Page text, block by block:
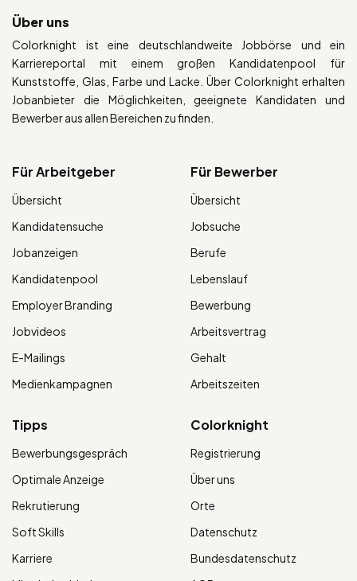
Über uns
Colorknight ist eine deutschlandweite Jobbörse und ein
Karriereportal mit einem großen Kandidatenpool für
Kunststoffe, Glas, Farbe und Lacke. Über Colorknight erhalten
Jobanbieter die Möglichkeiten, geeignete Kandidaten und
Bewerber aus allen Bereichen zu finden.
Für Arbeitgeber
Übersicht
Kandidatensuche
Jobanzeigen
Kandidatenpool
Employer Branding
Jobvideos
E-Mailings
Medienkampagnen
Für Bewerber
Übersicht
Jobsuche
Berufe
Lebenslauf
Bewerbung
Arbeitsvertrag
Gehalt
Arbeitszeiten
Tipps
Bewerbungsgespräch
Optimale Anzeige
Rekrutierung
Soft Skills
Karriere
Colorknight
Registrierung
Über uns
Orte
Datenschutz
Bundesdatenschutz